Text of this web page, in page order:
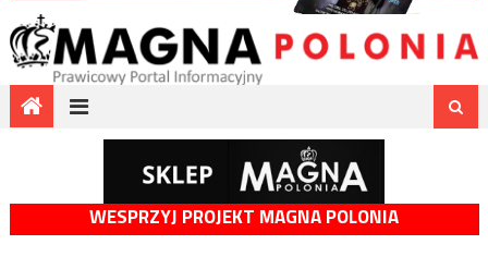
WESPRZYJ PROJEKT MAGNA POLONIA